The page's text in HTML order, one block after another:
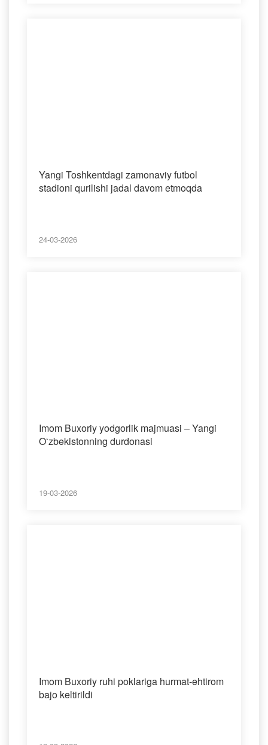
Yangi Toshkentdagi zamonaviy futbol
stadioni qurilishi jadal davom etmoqda
24-03-2026
Imom Buxoriy yodgorlik majmuasi – Yangi
Oʻzbekistonning durdonasi
19-03-2026
Imom Buxoriy ruhi poklariga hurmat-ehtirom
bajo keltirildi